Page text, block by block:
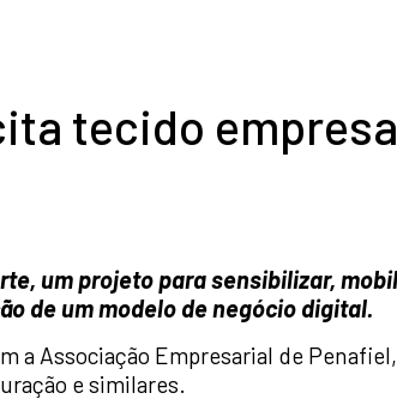
tecido
um projeto para sensibilizar,
de um modelo de negócio digital.
a Associação Empresarial de
e similares.